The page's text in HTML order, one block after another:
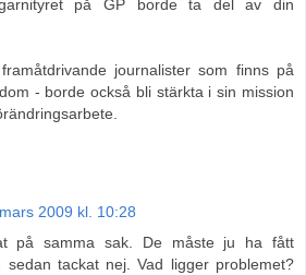
på GP borde ta del av din
journalister som finns på
- borde också bli stärkta i sin mission
2009 kl. 10:28
på samma sak. De måste ju ha fått
sedan tackat nej. Vad ligger problemet?